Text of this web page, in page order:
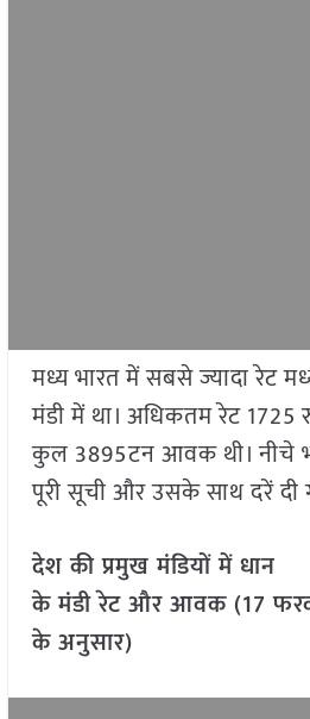
मध्य भारत में सबसे ज्यादा रेट
मंडी में था। अधिकतम रेट
कुल 3895टन आवक थी। नीचे
पूरी सूची और उसके साथ दरें दी
देश की प्रमुख मंडियों में धान
के मंडी रेट और आवक (17
के अनुसार)